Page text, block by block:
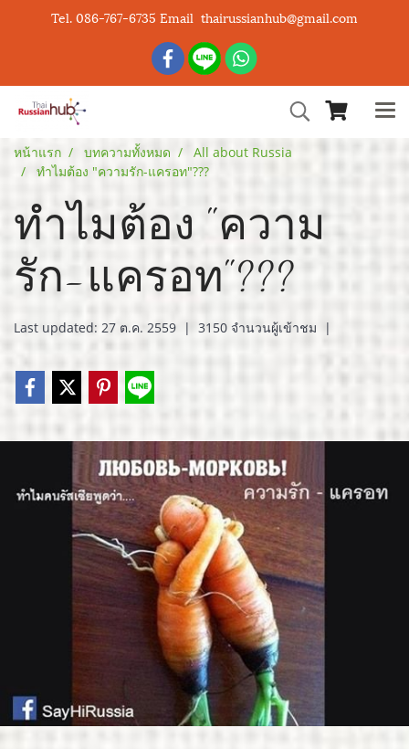
Tel. 086-767-6735 Email thairussianhub@gmail.com
หน้าแรก บทความทั้งหมด
All about Russia
ทำไมต้อง "ความรัก-แครอท"???
ทำไมต้อง "ความ
รัก-แครอท"???
Last updated: 27 ต.ค. 2559 | 3150 จำนวนผู้เข้าชม |